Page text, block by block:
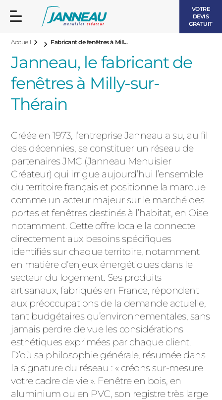
VOTRE
DEVIS
GRATUIT
Accueil Fabricant de fenêtres à Mill...
Janneau, le fabricant de
fenêtres à Milly-sur-
Thérain
Créée en 1973, l’entreprise Janneau a su, au fil
des décennies, se constituer un réseau de
partenaires JMC (Janneau Menuisier
Créateur) qui irrigue aujourd’hui l’ensemble
du territoire français et positionne la marque
comme un acteur majeur sur le marché des
portes et fenêtres destinés à l’habitat, en Oise
notamment. Cette offre locale la connecte
directement aux besoins spécifiques
identifiés sur chaque territoire, notamment
en matière d’enjeux énergétiques dans le
secteur du logement. Ses produits
artisanaux, fabriqués en France, répondent
aux préoccupations de la demande actuelle,
tant budgétaires qu’environnementales, sans
jamais perdre de vue les considérations
esthétiques exprimées par chaque client.
D’où sa philosophie générale, résumée dans
la signature du réseau : « créons sur-mesure
votre cadre de vie ». Fenêtre en bois, en
aluminium ou en PVC, son registre très large
FENÊTRES ET PORTES-FENÊTRES
BOIS
PVC
ALUMINIUM
BAIES VITRÉES
PORTES D’ENTRÉELES INTEMPORELLES
LES LUMINEUSES
VOLETS ROULANTS
PERGOLAS
PORTAILS ET PORTILLONS
CARPORTS
CLÔTURES